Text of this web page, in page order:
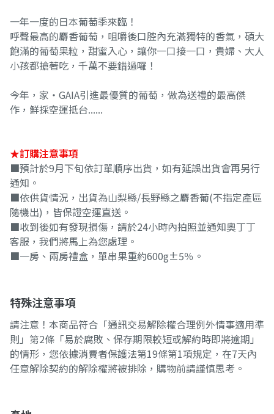
一年一度的日本葡萄季來臨！
呼聲最高的麝香葡萄，咀嚼後口腔內充滿獨特的香氣，碩大
飽滿的葡萄果粒，甜蜜入心，讓你一口接一口，貴婦、大人
小孩都搶著吃，千萬不要錯過囉！
今年，家‧GAIA引進最優質的葡萄，做為送禮的最高傑
作，鮮採空運抵台......
★訂購注意事項
■預計於9月下旬依訂單順序出貨，如有延誤出貨會再另行
通知。
■依供貨情況，出貨為山梨縣/長野縣之麝香葡(不指定產區
隨機出)，皆保證空運直送。
■收到後如有發現損傷，請於24小時內拍照並通知奧丁丁
客服，我們將馬上為您處理。
■一房、兩房禮盒，單串果重約600g±5％。
特殊注意事項
請注意！本商品符合「通訊交易解除權合理例外情事適用準
則」第2條「易於腐敗、保存期限較短或解約時即將逾期」
的情形，您依據消費者保護法第19條第1項規定，在7天內
任意解除契約的解除權將被排除，購物前請謹慎思考。